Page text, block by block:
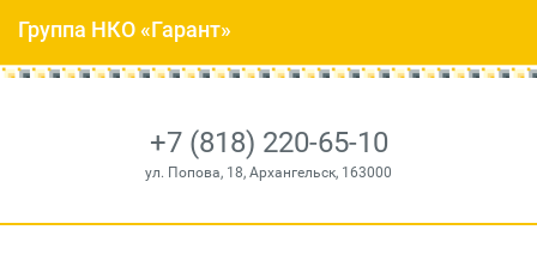
+7 (818) 220-65-10
ул. Попова, 18, Архангельск, 163000
Группа НКО «Гарант»